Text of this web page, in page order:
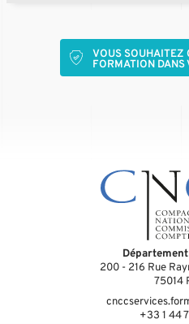
VOUS SOUHAITEZ
FORMATION
200 - 216 Rue
75014
+33 1 44